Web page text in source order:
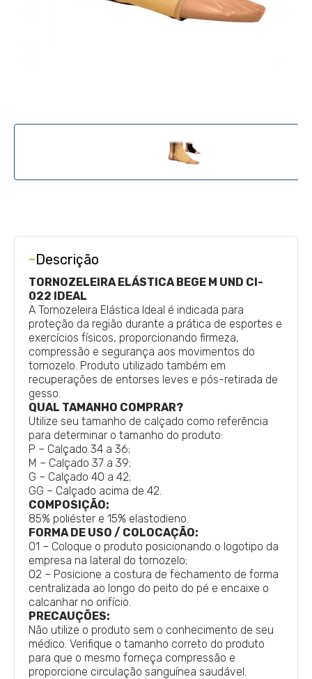
-Descrição
TORNOZELEIRA ELÁSTICA BEGE M UND CI-
022 IDEAL
A Tornozeleira Elástica Ideal é indicada para
proteção da região durante a prática de esportes e
exercícios físicos, proporcionando firmeza,
compressão e segurança aos movimentos do
tornozelo. Produto utilizado também em
recuperações de entorses leves e pós-retirada de
gesso.
QUAL TAMANHO COMPRAR?
Utilize seu tamanho de calçado como referência
para determinar o tamanho do produto:
P – Calçado 34 a 36;
M – Calçado 37 a 39;
G – Calçado 40 a 42;
GG – Calçado acima de 42.
COMPOSIÇÃO:
85% poliéster e 15% elastodieno.
FORMA DE USO / COLOCAÇÃO:
01 – Coloque o produto posicionando o logotipo da
empresa na lateral do tornozelo;
02 – Posicione a costura de fechamento de forma
centralizada ao longo do peito do pé e encaixe o
calcanhar no orifício.
PRECAUÇÕES:
Não utilize o produto sem o conhecimento de seu
médico. Verifique o tamanho correto do produto
para que o mesmo forneça compressão e
proporcione circulação sanguínea saudável.